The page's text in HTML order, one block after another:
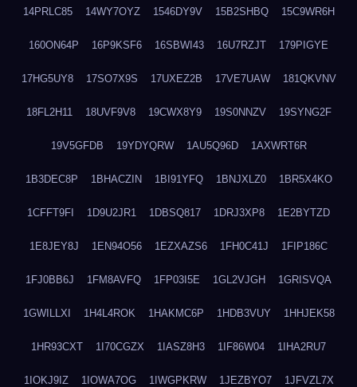
14PRLC85 14WY7OYZ 1546DY9V 15B2SHBQ 15C9WR6H
160ON64P 16P9KSF6 16SBWI43 16U7RZJT 179PIGYE
17HG5UY8 17SO7X9S 17UXEZ2B 17VE7UAW 181QKVNV
18FL2H11 18UVF9V8 19CWX8Y9 19S0NNZV 19SYNG2F
19V5GFDB 19YDYQRW 1AU5Q96D 1AXWRT6R
1B3DEC8P 1BHACZIN 1BI91YFQ 1BNJXLZ0 1BR5X4KO
1CFFT9FI 1D9U2JR1 1DBSQ817 1DRJ3XP8 1E2BYTZD
1E8JEY8J 1EN94O56 1EZXAZS6 1FH0C41J 1FIP186C
1FJ0BB6J 1FM8AVFQ 1FP03I5E 1GL2VJGH 1GRISVQA
1GWILLXI 1H4L4ROK 1HAKMC6P 1HDB3VUY 1HHJEK58
1HR93CXT 1I70CGZX 1IASZ8H3 1IF86W04 1IHA2RU7
1IOKJ9IZ 1IOWA7OG 1IWGPKRW 1JEZBYO7 1JFVZL7X